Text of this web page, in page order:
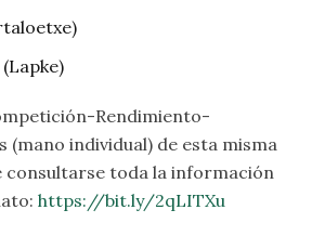
(Lapke)
Rendimiento-
(mano individual) de esta misma
consultarse toda la información
https://bit.ly/2qLITXu